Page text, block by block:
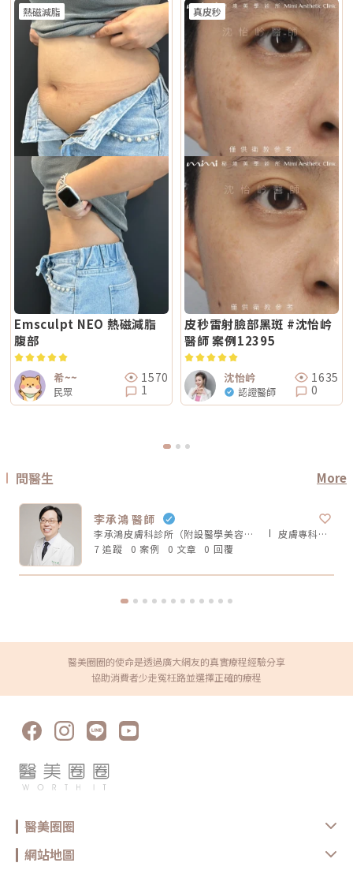
熱破壞色素為核心的方式，因此對周邊組織較為溫和，修復期相對短。搭配
AI 智慧影像分析與低溫保護，可讓能量更集中在斑點本身，減少熱擴散造成
的紅腫或反黑風險。對於需要更加精準、可控的淺層色素改善者，是較新的
治療選擇。Q2：一次療程能看到效果嗎？需要做幾次比較理想？淺層曬
斑、雀斑在單次治療後多半能看到初步變化；但深層或混合型色素通常需要
多次治療，效果會以「循序淡化」的方式呈現。實際次數與間隔仍須依個人
膚況並由醫師評估調整。Q3：Reepot 是否有反黑風險？術後該注意什麼？
任何除斑型雷射都可能有反黑風險，但 Reepot 因熱傷害較低、加上冷卻系
統保護，發生率較低。術後的關鍵在於防曬和保濕，尤其治療後一週避免曝
曬、蒸氣、刺激性保養品。若依照術後指示照護，能大幅降低色素反應的機
會。Q4：敏感肌或薄皮膚適合做 Reepot 嗎？Reepot 的能量模式相對溫
和，加上冷卻保護，對敏感肌而言較為友善。但敏感肌的特性是屏障本身不
穩定，因此治療前仍需要專業檢視膚況，若正處於發炎、乾裂或紅敏期，建
議先穩定皮膚後再安排療程。Q5：做 Reepot 之後多久可以搭配其他醫美
療程？治療後皮膚需要時間恢復，因此若要搭配保濕導入、水光等溫和療
程，通常約 2～3 週即可視膚況安排；若是皮秒、飛梭、強效換膚或注射等
刺激性較高的項目，建議至少間隔 4 週再評估。適當的間隔能降低反黑與過
度刺激的風險，也讓後續療程效果更穩定。Q6：Reepot 的療程費用大約是
多少？Reepot 的價格會依照治療部位、所需的能量深度、是否搭配其他療
程以及整體規劃次數而有所差異。一般費用多落在一萬至三萬多元之間，但
實際金額仍需依個人斑點狀況與療程組合評估後才能確認。建議先安排諮
詢，由專業醫療人員確認膚況後提供最適合的治療方案與費用。Q7：
Reepot 術後的人工皮需要貼多久？Reepot 治療後會在局部覆蓋人工皮，
主要是保護剛治療的肌膚並協助屏障修復。人工皮不建議自行撕除，多數人
會在約兩週左右回診時，由醫療人員視膚況協助取下。人工皮脫落後，治療
部位的色素也會在這段期間逐漸代謝、變淡。斑點帶來的影響，往往不只是
外觀變化，更讓人感到氣色黯淡、不如以往。隨著醫美技術不斷推陳出新，
Reepot AI 時光雷射為色素治療帶來更精準、可控的方式，讓除斑不再停留
在效果難預測的時代。期望這篇文章能幫助你清楚掌握除斑方向與選擇，在
規劃療程時，也建議由專業醫師根據膚況量身評估，找到最適合、安全的改
善方式。★溫馨提醒★小編要提醒大家，醫療並非單純的商業交易，所有的
療程都伴隨著風險。因此，作為消費者應該謹慎選擇合適的醫療方案，以確
保安全與健康。
是兩者搭配。電波音波可以一起打嗎？可以，但不是每個人都一定需要。電
波和音波作用原理不同，所以在醫師評估下，兩者確實可以搭配。常見做法
是用音波處理深層輪廓拉提，再用電波改善皮膚緊緻與膚質鬆弛，讓效果更
全面。不過，電音波不是「全部打越多越好」。發數、能量、施作順序、間
隔時間，都需要依照個人臉部條件設計。如果臉部脂肪偏少、皮膚偏薄、曾
做過其他療程，或是近期剛打過針劑，更要讓醫師完整評估，避免過度治
療。做電波音波前，要注意哪些事？第一，先判斷自己是哪一種老化問題在
選電波或音波前，先不要急著問「哪個比較好」，而是要先看自己的老化問
題屬於哪一種。臉部老化常見可分成四大類：組織鬆弛下垂、結構性凹陷、
皺紋形成、膚質老化。電波和音波主要處理的是「鬆弛與下垂」這一類問
題。電波偏向改善皮膚鬆弛、細紋與緊緻度；音波偏向改善輪廓下垂、嘴邊
肉與下顎線模糊。但如果是太陽穴凹陷、淚溝、臉頰凹陷這類結構性凹陷，
或是斑點、色素沉澱這類膚質問題，單靠電波或音波不一定能解決，需要搭
配其他療程評估。第二，不要只看價格，更要看療程規劃是否合理電波音波
的價格會受到儀器種類、探頭、發數、施作部位、能量設定與診所規劃影
響。價格便宜不一定不好，但如果只用價格做決定，很容易忽略真正重要的
事：這療程到底有沒有符合你的臉部狀況？同樣是音波，有人需要加強下顎
線，有人需要處理嘴邊肉；同樣是電波，有人重點在眼周細紋，有人重點在
臉頰鬆弛。規劃不同，效果自然也會不同。所以選療程時，不只要問「多少
錢」，也要問清楚：使用什麼儀器？施作哪些部位？大約發數或治療範圍怎
麼規劃？為什麼我的狀況適合這個療程？第三，確認儀器來源、探頭耗材與
施作人員電波音波屬於能量型醫美療程，安全性和儀器來源、探頭耗材、操
作經驗都有關。建議選擇前可以確認是否為合法原廠認證儀器、是否使用原
廠探頭或合規耗材，以及是否由合格專業醫療人員評估與操作。另外，醫師
的臉部解剖概念與美感判斷也很重要。因為電波音波不是「能量越強越
好」，而是要看你的皮膚厚度、脂肪量、鬆弛程度、臉型比例去調整。過度
治療不一定更漂亮，反而可能不自然或效果不如預期。第四，效果需要時
間，不要用術後當天判斷成敗電波和音波都是透過熱能刺激膠原蛋白反應，
不是做完當天就完成全部效果。部分人術後會先感覺皮膚變緊、輪廓比較
順，但真正的膠原蛋白新生與重組，通常需要數週到數月慢慢發生。所以做
完後不要急著用第一天的樣子判斷有沒有用，也不要因為短期內沒有巨大變
化就立刻否定療程。非侵入式拉提的特色通常是漸進、自然，而不是突然大
幅改變。第五，不要期待一次療程解決所有老化問題臉部老化不是只有皮膚
鬆而已，還可能包含膠原蛋白流失、脂肪位移、骨架支撐變弱、皮膚厚度改
變等不同層次的問題。電波可以改善皮膚緊緻度與膚質，音波可以幫助輪廓
拉提與深層支撐，但它們不一定能取代針劑、填充、雷射、手術或其他療
程。比較正確的觀念是：電波音波不是萬能療程，而是抗老規劃中的一部
感。不過疼痛感會受到能量設定、施作部位、個人耐受度、儀器種類影響，
可能會有短暫泛紅、腫脹、痠感或觸痛，通常會逐漸緩解。實際狀況仍需依
防初老、改善膚質鬆弛，可以先從電波或其他較溫和的保養型療程評估。若
已經有明顯輪廓下垂，也可以和醫師討論音波。但年齡不是唯一標準，皮膚
厚度、脂肪量、鬆弛程度更重要。Q4：電波音波可以取代拉皮手術嗎？不
能完全取代。電波音波適合輕度到中度鬆弛，屬於非侵入式抗老療程。如果
是非常明顯的皮膚鬆垂或組織下滑，仍可能需要評估手術或其他治療方式。
Q5：電波音波多久做一次？每個人的老化程度、儀器種類、能量設定和維
持需求不同，沒有固定答案。一般會由醫師依照膚況、年齡、預算與期待效
果規劃，不建議自己照網路頻率硬套。搞懂電波跟音波的差別，才能選對適
誰，也不是誰一定比較好。圈圈提醒，做療程前不要只看網路心得，也不要
先對！★溫馨提醒★小編要提醒大家，醫療並非單純的商業交易，所有的療
程都伴隨著風險。因此，作為消費者應該謹慎選擇合適的醫療方案，以確保
安全與健康。
頭：身體 愛神探頭：眼周 紫鑽探頭：臉/四肢 碧眼探頭：眼周 藍鑽探頭：
臉/四肢 黃金探頭：身體 疼痛感 多數定位為較舒適型 但仍因人而異 感受通
常較明顯，但依能量、部位與個人耐受度不同 常見效果感受 膚質變細、臉
部較緊 光澤提升 輪廓變緊、線條感改善 適合重點 想變精緻、自然、保養型
想加強緊緻、抗老、輪廓型 原理差異：單極、雙極到底是什麼？很多人看
到「單極」、「雙極」會覺得很難懂，其實可以用生活化的方式理解。單極
電波：像是把熱能傳遞到較深、較廣的範圍，主要作用於較深層皮膚組織
（以真皮層為主），常被用於緊緻與支撐感相關需求。鳳凰電波即屬於單極
射頻應用。雙極電波：則是將能量集中在兩個電極之間，作用範圍相對較
淺，較常被用於膚質細緻、表層改善等需求。無雙電波的特色，在於將單極
與雙極兩種模式結合於同一療程設計中。根據官方資料，DENSITY 可透過
不同射頻模式，將能量分別作用於深層與淺層皮膚。因此，兩者並不是「誰
比較高級」，而是設計邏輯不同。若主要需求為輪廓拉提與緊緻，單極射頻
為主的療程通常較符合需求；若希望同時兼顧膚質細緻與輕度緊緻，複合式
電波療程則可能更具彈性。效果差異：拉提感、緊緻感、膚質感不一樣1. 拉
提感如果你的主要困擾是「臉部鬆弛」、「下顎線不清楚」或「嘴邊肉變明
顯」，鳳凰電波通常是較常被討論的選項之一。其應用多與輪廓緊緻與鬆弛
改善相關，常見於臉部、眼周與身體的緊緻與平滑需求。2. 膚質感如果你的
問題不是明顯鬆弛，而是「皮膚看起來粗」、「毛孔明顯」、「妝感不服
貼」或整體氣色較疲累，無雙電波的複合式能量設計相對較符合這類需求。
除了緊緻效果外，也常被用於膚質細緻與整體質感提升，因此常被市場定位
為入門型抗老或精緻型電波療程。3. 自然度兩者都屬於非侵入式療程，因此
通常不會像手術或填充療程一樣產生立即的結構性改變，效果多半呈現為漸
進式、自然型。常見的效果訴求差異在於：鳳凰電波多偏向輪廓線條與緊緻
感的提升；無雙電波則較偏向整體膚質細緻、緊實與光澤感的改善。哪一種
比較痛？無雙電波真的比較不痛嗎？疼痛感是很多人選療程時最在意的問
題。以療程設計來看，鳳凰電波因為以單極射頻為主，能量感通常會比較明
顯。部分人會形容為熱、刺、酸、脹，尤其在骨感較明顯或皮膚較薄的位
置，感受可能更強。無雙電波則因為設計上有SAC智能冷卻系統與RIC即時
阻抗偵測補償系統等設計，因此為舒適度較高的電波療程。但這裡要講清
楚：不痛不代表完全沒感覺，舒適也不代表每個人都一樣。疼痛感會受到很
多因素影響，包括： 個人耐痛程度 施作部位 能量設定 是否敷麻 醫師手法
皮膚厚薄與骨感程度 當天身體狀態所以比較精準的說法是：無雙電波通常
被定位為舒適度較佳；鳳凰電波能量感通常較明顯。但實際感受仍需依個人
狀況而定。常見迷思一：鳳凰電波一定比無雙電波強嗎？不一定。「強」要
看你指的是哪一種強。如果說的是深層拉提、輪廓緊緻，鳳凰電波確實是經
典代表。但如果是膚質、細緻度、毛孔與整體保養感，無雙電波可能更符合
程，不是找「最紅的」，而是找「最符合目前需求的」。常見迷思二：電波
做完會立刻小臉嗎？很多人期待電波做完臉馬上小一圈，但這個期待需要調
刺激皮膚組織緊緻與膠原重塑，因此效果通常是逐步變化。有些人做完會覺
得臉比較緊、線條比較順，但真正的膠原變化通常需要時間。Thermage 官
「瞬間換臉」而是「慢慢變緊、變順、變精緻」做電波前需要注意什麼？無
論選無雙電波或鳳凰電波，療程前都建議注意以下幾點： 近期是否懷孕或
哺乳 是否有心律調節器或植入式電子裝置 施作區域是否有金屬植入物 是否
有嚴重皮膚發炎、傷口或感染 近期是否做過其他醫美療程 是否有蟹足腫或
特殊體質 是否正在服用影響皮膚修復的藥物這些資訊都應在諮詢時主動告
知醫療院所，即便是非侵入式療程，也不是每個人都適合做。做完電波後怎
麼保養？電波療程後，多數人不需要長時間恢復期，但仍建議做好基礎照
暖、烤箱 避免同時疊加刺激性保養品 依照院所指示安排回診或追蹤如果出
現明顯紅腫、疼痛、水泡、凹陷或異常不適，應儘快回原院所或尋求專業醫
鳳凰電波偏向輪廓拉提與深層緊實。選擇重點應該是你的需求，而不是單看
療程定位不同，並非互相取代關係。若主要需求是膚質與輕度緊緻，無雙電
波可能適合；若主要需求是明顯輪廓拉提，鳳凰電波仍有其定位。Q3：無
雙電波適合年輕人嗎？若已開始出現膚質粗糙、毛孔、細紋或輕微鬆弛，無
雙電波可作為早期保養型選項。不過仍建議由專業醫師評估是否真的需要施
果，通常需要定期保養。Q5：做完電波可以馬上化妝嗎？多數情況下恢復
期不長，但實際仍需依個人膚況與療程反應而定。若出現泛紅、敏感或熱
護。選對療程，比跟風更重要無雙電波與鳳凰電波各有優勢，前者偏向細緻
膚質與自然緊緻，後者則更聚焦在輪廓拉提與深層抗老。與其問「哪一個比
較厲害」，不如先釐清自己最在意的是膚質、鬆弛、輪廓，還是整體老化
感。但無論選哪一種，都建議先諮詢合格醫療院所，由專業醫師評估膚況、
時，也建議選擇原廠認證或合法合格的醫療院所，確認設備來源、探頭是否
為原廠正貨，以及操作人員是否具備相關經驗，這些都是影響療程安全與效
合自己的選擇。建議在施作前，先與專業醫療院所充分諮詢，了解自身膚
況、期待效果與可能限制，再做出更安心的決定。真正理想的變美，不是追
openQrModal=true
熱磁減脂
Emsculpt NEO 熱磁減脂
腹部
希~~
民眾
1570
1
真皮秒
皮秒雷射臉部黑斑 #沈怡岒
醫師 案例12395
沈怡岒
認證醫師
1635
0
問醫生 More
李承鴻 醫師
李承鴻皮膚科診所（附設醫學美容中心） 皮膚專科
醫師
7 追蹤
0 案例 0 文章 0 回覆
醫美圈圈的使命是透過廣大網友的真實療程經驗分享
協助消費者少走冤枉路並選擇正確的療程
醫美圈圈
網站地圖